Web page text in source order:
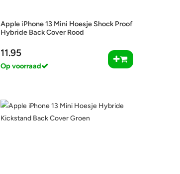
Apple iPhone 13 Mini Hoesje Shock Proof
Hybride Back Cover Rood
11.95
Op voorraad